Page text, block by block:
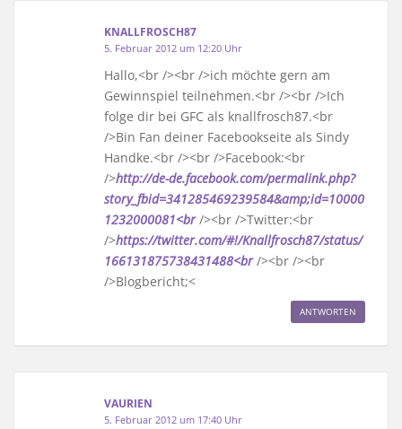
KNALLFROSCH87
5. Februar 2012 um 12:20 Uhr
Hallo,<br /><br />ich möchte gern am
Gewinnspiel teilnehmen.<br /><br />Ich
folge dir bei GFC als knallfrosch87.<br
/>Bin Fan deiner Facebookseite als Sindy
Handke.<br /><br />Facebook:<br
/>http://de-de.facebook.com/permalink.php?
story_fbid=341285469239584&amp;id=10000
1232000081<br/><br />Twitter:<br
/>https://twitter.com/#!/Knallfrosch87/status/
166131875738431488<br/><br /><br
/>Blogbericht;<
ANTWORTEN
VAURIEN
5. Februar 2012 um 17:40 Uhr